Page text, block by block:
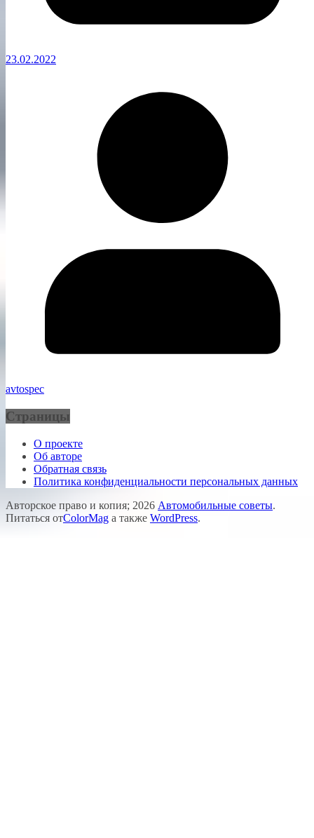
23.02.2022
avtospec
Страницы
О проекте
Об авторе
Обратная связь
Политика конфиденциальности персональных данных
Авторское право и копия; 2026 Автомобильные советы.
Питаться отColorMag а также WordPress.